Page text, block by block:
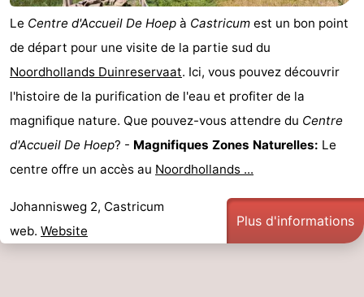
Le Centre d'Accueil De Hoep à Castricum est un bon point
de départ pour une visite de la partie sud du
Noordhollands Duinreservaat. Ici, vous pouvez découvrir
l'histoire de la purification de l'eau et profiter de la
magnifique nature. Que pouvez-vous attendre du Centre
d'Accueil De Hoep? - Magnifiques Zones Naturelles: Le
centre offre un accès au Noordhollands ...
Johannisweg 2, Castricum
web. Website
Plus d'informations